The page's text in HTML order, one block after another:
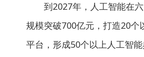
到2027年，人工智能在
规模突破700亿元，打造20
平台，形成50个以上人工智